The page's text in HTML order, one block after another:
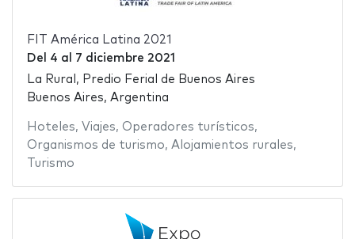
FIT América Latina 2021
Del 4 al 7 diciembre 2021
La Rural, Predio Ferial de Buenos Aires
Buenos Aires, Argentina
Hoteles, Viajes, Operadores turísticos,
Organismos de turismo, Alojamientos rurales,
Turismo